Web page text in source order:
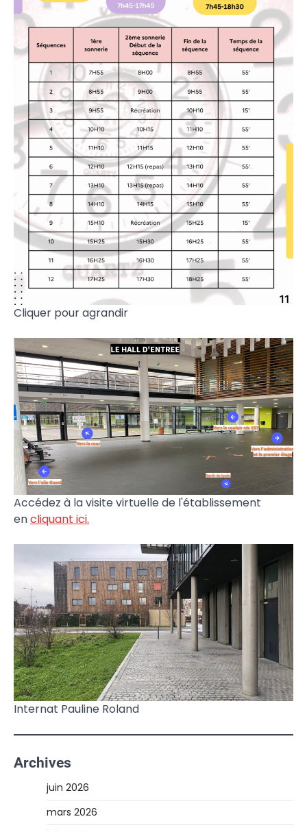
Cliquer pour agrandir
Accédez à la visite virtuelle de l'établissement
encliquant ici.
Internat Pauline Roland
Archives
juin 2026
mars 2026